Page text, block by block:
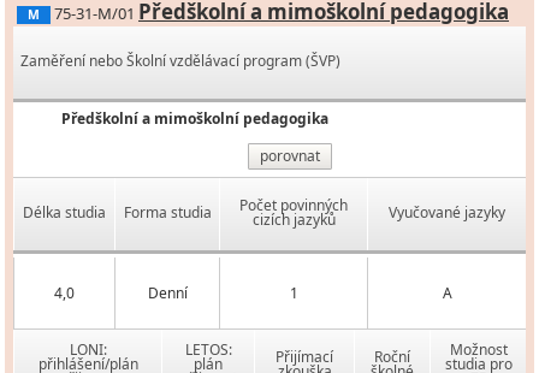
M 75-31-M/01 Předškolní a mimoškolní pedagogika
Zaměření nebo Školní vzdělávací program (ŠVP)
Předškolní a mimoškolní pedagogika
porovnat
Délka studia Forma studia Počet povinných
cizích jazyků Vyučované jazyky
4,0 Denní 1 A
LONI:
přihlášení/plán
LETOS:
plán Přijímací Roční Možnost
studia pro